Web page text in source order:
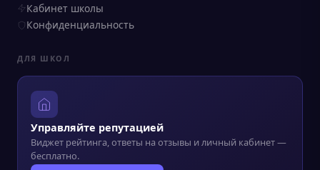
Кабинет школы
Конфиденциальность
ДЛЯ ШКОЛ
Управляйте репутацией
Виджет рейтинга, ответы на отзывы и личный кабинет —
бесплатно.